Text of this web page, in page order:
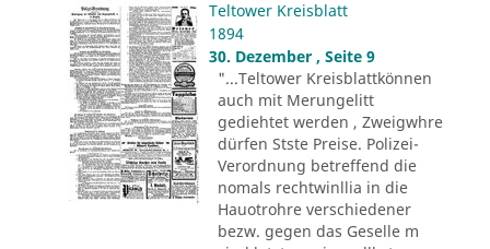
Teltower Kreisblatt
1894
30. Dezember , Seite 9
"...Teltower Kreisblattkönnen
auch mit Merungelitt
gediehtet werden , Zweigwhre
dürfen Stste Preise. Polizei-
Verordnung betreffend die
nomals rechtwinllia in die
Hauotrohre verschiedener
bezw. gegen das Geselle m